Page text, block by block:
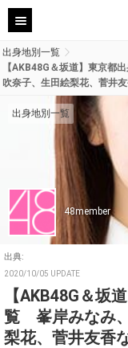
出身地別一覧
【AKB48G＆坂道】東京都
吹奈子、生田絵梨花、菅井
出身地別一覧
48member
出典:
2020/10/05 UPDATE
【AKB48G＆坂
覧 峯岸みなみ
梨花、菅井友香